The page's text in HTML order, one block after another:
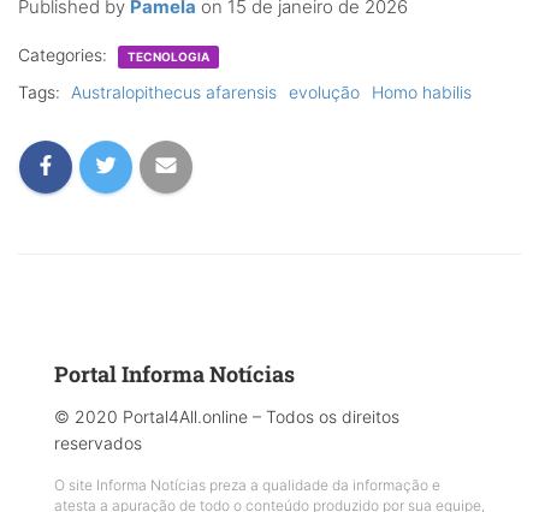
Published by Pamela on 15 de janeiro de 2026
Categories: TECNOLOGIA
Tags: Australopithecus afarensis evolução Homo habilis
Portal Informa Notícias
© 2020 Portal4All.online – Todos os direitos
reservados
O site Informa Notícias preza a qualidade da informação e
atesta a apuração de todo o conteúdo produzido por sua equipe,